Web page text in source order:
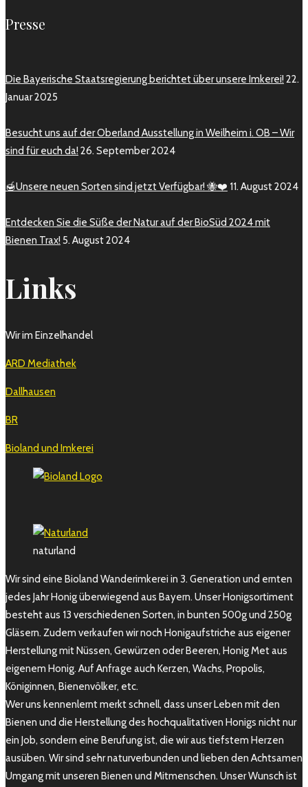
Presse
Die Bayerische Staatsregierung berichtet über unsere Imkerei! 22.
Januar 2025
Besucht uns auf der Oberland Ausstellung in Weilheim i. OB – Wir
sind für euch da! 26. September 2024
🍯Unsere neuen Sorten sind jetzt Verfügbar! 🐝❤️ 11. August 2024
Entdecken Sie die Süße der Natur auf der BioSüd 2024 mit
Bienen Trax! 5. August 2024
Links
Wir im Einzelhandel
ARD Mediathek
Dallhausen
BR
Bioland und Imkerei
naturland
Wir sind eine Bioland Wanderimkerei in 3. Generation und ernten
jedes Jahr Honig überwiegend aus Bayern. Unser Honigsortiment
besteht aus 13 verschiedenen Sorten, in bunten 500g und 250g
Gläsern. Zudem verkaufen wir noch Honigaufstriche aus eigener
Herstellung mit Nüssen, Gewürzen oder Beeren, Honig Met aus
eigenem Honig. Auf Anfrage auch Kerzen, Wachs, Propolis,
Königinnen, Bienenvölker, etc.
Wer uns kennenlernt merkt schnell, dass unser Leben mit den
Bienen und die Herstellung des hochqualitativen Honigs nicht nur
ein Job, sondern eine Berufung ist, die wir aus tiefstem Herzen
ausüben. Wir sind sehr naturverbunden und lieben den Achtsamen
Umgang mit unseren Bienen und Mitmenschen. Unser Wunsch ist